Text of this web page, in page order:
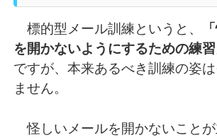
標的型メール訓練というと、
を開かないようにするための練習
ですが、本来あるべき訓練の姿
ません。
怪しいメールを開かないこと